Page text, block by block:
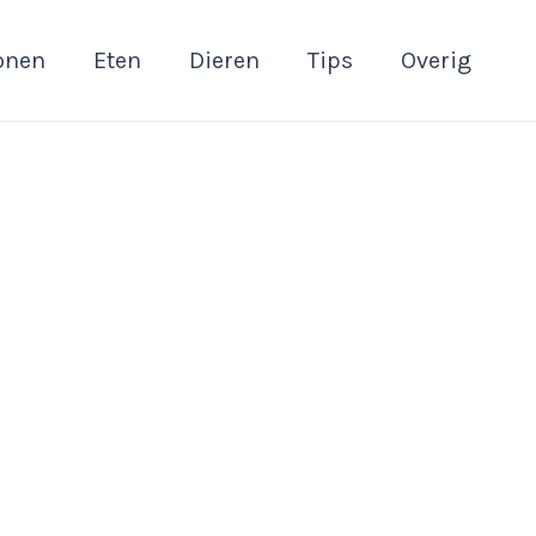
Eten Dieren Tips Overig